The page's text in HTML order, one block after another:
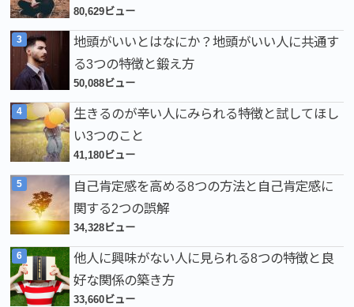
80,629ビュー
地頭がいいとはなにか？地頭がいい人に共通す
る3つの特徴と鍛え方
50,088ビュー
生きるのが辛い人にみられる特徴と試してほし
い3つのこと
41,180ビュー
自己肯定感を高める8つの方法と自己肯定感に
関する2つの誤解
34,328ビュー
他人に興味がない人に見られる8つの特徴と良
好な関係の築き方
33,660ビュー